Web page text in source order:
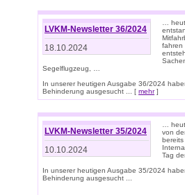
LVKM-Newsletter 36/2024
18.10.2024
…
fahren
Segelflugzeug, …
In unserer heutigen Ausgabe 36/2024
Behinderung ausgesucht ... [ mehr]
LVKM-Newsletter 35/2024
10.10.2024
…
von
bereits
Tag
In unserer heutigen Ausgabe 35/2024
Behinderung ausgesucht ...